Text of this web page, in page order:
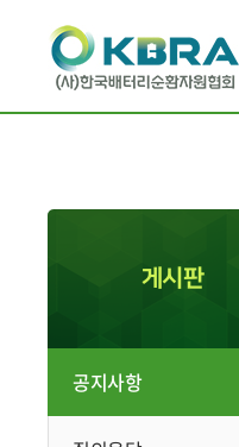
게시판
공지사항